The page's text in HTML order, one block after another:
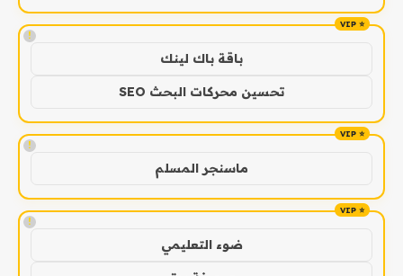
!
باقة باك لينك
تحسين محركات البحث SEO
!
ماسنجر المسلم
!
ضوء التعليمي